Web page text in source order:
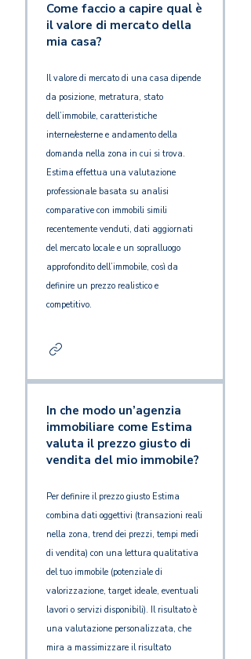
Come faccio a capire qual è
il valore di mercato della
mia casa?
Il valore di mercato di una casa dipende
da posizione, metratura, stato
dell’immobile, caratteristiche
interne/esterne e andamento della
domanda nella zona in cui si trova.
Estima effettua una valutazione
professionale basata su analisi
comparative con immobili simili
recentemente venduti, dati aggiornati
del mercato locale e un sopralluogo
approfondito dell’immobile, così da
definire un prezzo realistico e
competitivo.
In che modo un’agenzia
immobiliare come Estima
valuta il prezzo giusto di
vendita del mio immobile?
Per definire il prezzo giusto Estima
combina dati oggettivi (transazioni reali
nella zona, trend dei prezzi, tempi medi
di vendita) con una lettura qualitativa
del tuo immobile (potenziale di
valorizzazione, target ideale, eventuali
lavori o servizi disponibili). Il risultato è
una valutazione personalizzata, che
mira a massimizzare il risultato